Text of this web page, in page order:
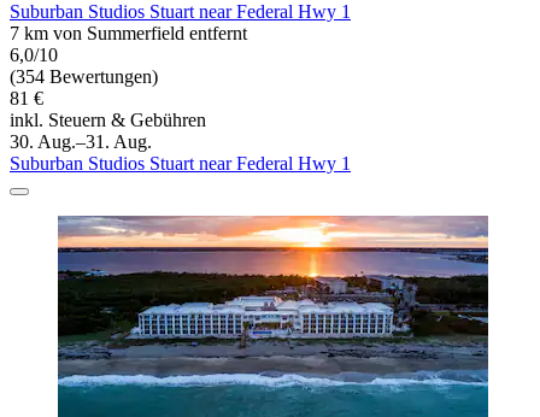
Suburban Studios Stuart near Federal Hwy 1
7 km von Summerfield entfernt
6,0/10
(354 Bewertungen)
81 €
inkl. Steuern & Gebühren
30. Aug.–31. Aug.
Suburban Studios Stuart near Federal Hwy 1